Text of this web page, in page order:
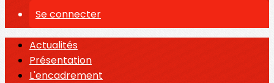
Se connecter
Actualités
Présentation
L'encadrement